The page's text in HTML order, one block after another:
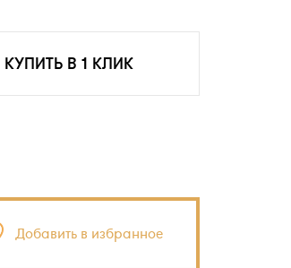
КУПИТЬ В 1 КЛИК
Добавить в избранное